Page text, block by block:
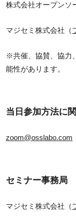
株式会社オープンソ
マジセミ株式会社（
※共催、協賛、協力
能性があります。
当日参加方法に
zoom@osslabo.com
セミナー事務局
マジセミ株式会社（